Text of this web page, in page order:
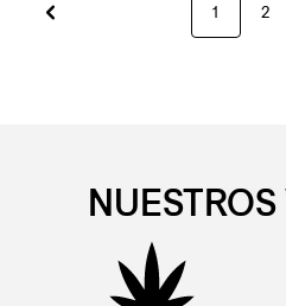
1 2